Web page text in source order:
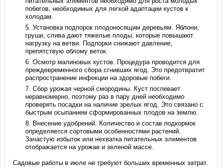
побегов, необходимых для легкой адаптации кустов к
холодам.
Установка подпорок плодоносящим деревьям. Яблони,
груши, слива дают тяжелые плоды, которые повышают
нагрузку на ветви. Подпорки снижают давление,
препятствую облому веток.
Осмотр малиновых кустов. Процедура проводится для
преждевременного сбора сгнивших ягод. Это предотвратит
распространение инфекции на здоровые побеги.
Сбор урожая черной смородины. Куст поспевает
неравномерно, поэтому раз в пару дней необходимо
проверять посадки на наличие зрелых ягод. Это связано с
быстрым осыпанием сформированных плодов на землю.
Внесение удобрений. Количество и состав подкормок
определяется сортовыми особенностями растений.
Зачастую избыток или нехватка питательных элементов
отображается на урожае и зеленой массе.
Садовые работы в июле не требуют больших временных затрат.